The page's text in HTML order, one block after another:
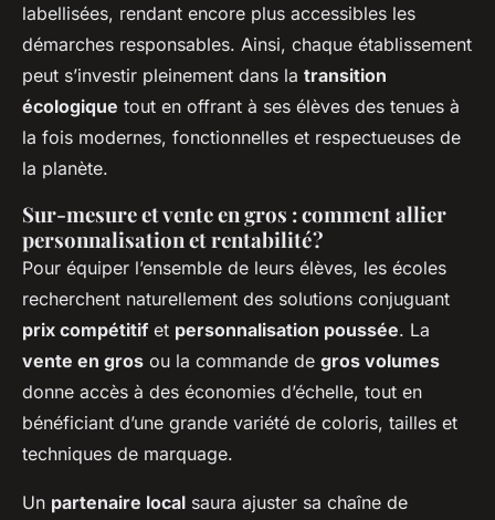
labellisées, rendant encore plus accessibles les
démarches responsables. Ainsi, chaque établissement
peut s’investir pleinement dans la transition
écologique tout en offrant à ses élèves des tenues à
la fois modernes, fonctionnelles et respectueuses de
la planète.
Sur-mesure et vente en gros : comment allier
personnalisation et rentabilité ?
Pour équiper l’ensemble de leurs élèves, les écoles
recherchent naturellement des solutions conjuguant
prix compétitif et personnalisation poussée. La
vente en gros ou la commande de gros volumes
donne accès à des économies d’échelle, tout en
bénéficiant d’une grande variété de coloris, tailles et
techniques de marquage.
Un partenaire local saura ajuster sa chaîne de